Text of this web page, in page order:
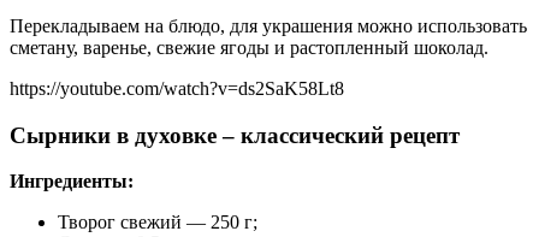
Перекладываем на блюдо, для украшения можно использовать
сметану, варенье, свежие ягоды и растопленный шоколад.
https://youtube.com/watch?v=ds2SaK58Lt8
Сырники в духовке – классический рецепт
Ингредиенты:
Творог свежий — 250 г;